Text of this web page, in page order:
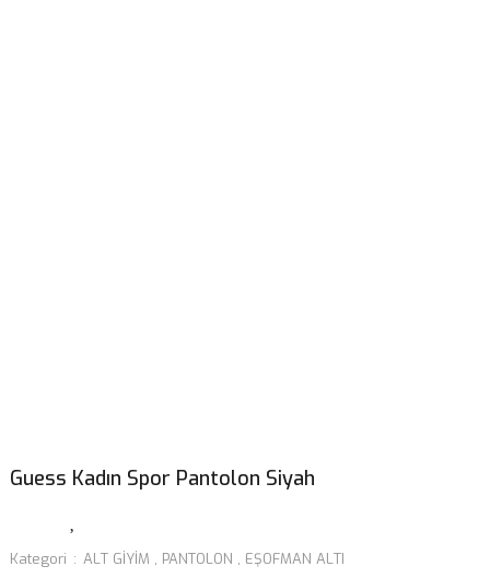
Guess Kadın Spor Pantolon Siyah
Kategori ALT GİYİM , PANTOLON , EŞOFMAN ALTI